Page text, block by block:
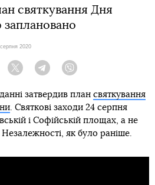
святкування Дня
2020
Twitter TelegramViber
затвердив план святкування
. Святкові заходи 24 серпня
і Софійській площах, а не
як було раніше.